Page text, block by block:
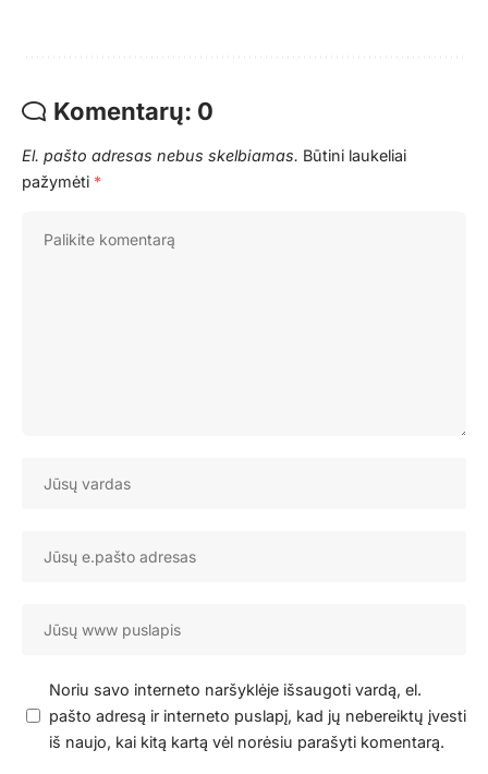
Komentarų: 0
El. pašto adresas nebus skelbiamas. Būtini laukeliai
pažymėti *
Noriu savo interneto naršyklėje išsaugoti vardą, el.
pašto adresą ir interneto puslapį, kad jų nebereiktų įvesti
iš naujo, kai kitą kartą vėl norėsiu parašyti komentarą.